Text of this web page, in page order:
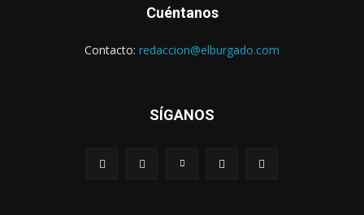
Cuéntanos
Contacto: redaccion@elburgado.com
SÍGANOS